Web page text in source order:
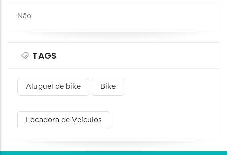
Não
TAGS
Aluguel de bike Bike
Locadora de Veículos